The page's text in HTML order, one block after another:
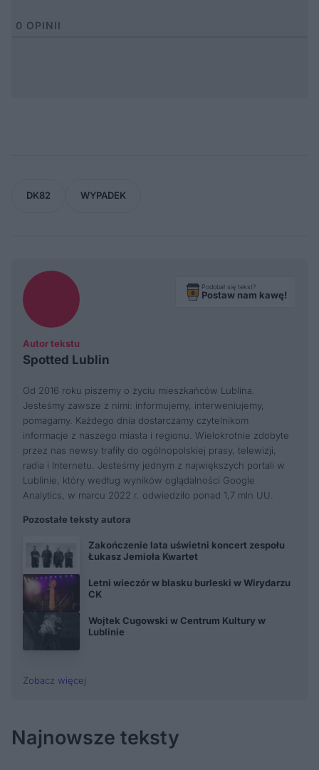
0 OPINII
DK82 WYPADEK
Autor tekstu
Spotted Lublin
Podobał się tekst?
Postaw nam kawę!
Od 2016 roku piszemy o życiu mieszkańców Lublina.
Jesteśmy zawsze z nimi: informujemy, interweniujemy,
pomagamy. Każdego dnia dostarczamy czytelnikom
informacje z naszego miasta i regionu. Wielokrotnie zdobyte
przez nas newsy trafiły do ogólnopolskiej prasy, telewizji,
radia i Internetu. Jesteśmy jednym z największych portali w
Lublinie, który według wyników oglądalności Google
Analytics, w marcu 2022 r. odwiedziło ponad 1,7 mln UU.
Pozostałe teksty autora
Zakończenie lata uświetni koncert zespołu
Łukasz Jemioła Kwartet
Letni wieczór w blasku burleski w Wirydarzu
CK
Wojtek Cugowski w Centrum Kultury w
Lublinie
Zobacz więcej
Najnowsze teksty